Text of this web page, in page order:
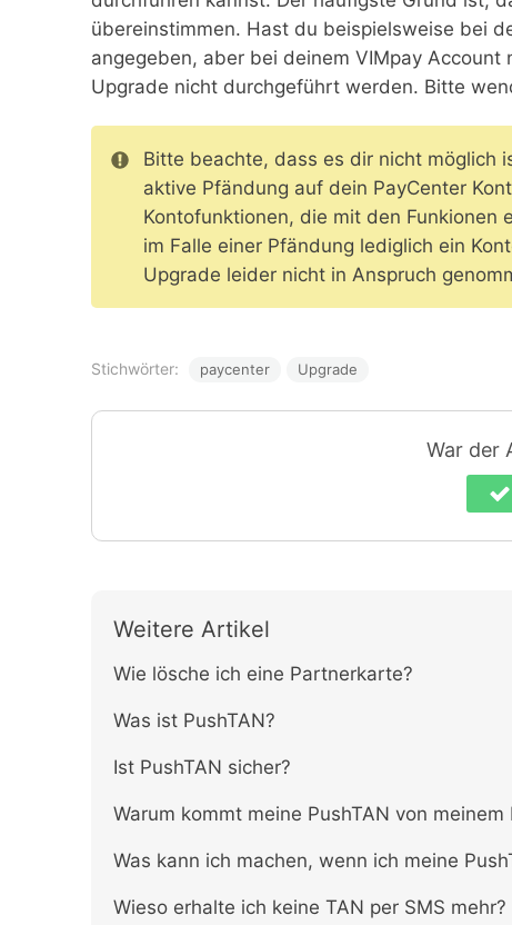
übereinstimmen. Hast du beispielsweise bei
angegeben, aber bei deinem VIMpay
Upgrade nicht durchgeführt werden. Bitte
Bitte beachte, dass es dir nicht möglich
aktive Pfändung auf dein PayCenter
Kontofunktionen, die mit den Funkionen
im Falle einer Pfändung lediglich ein
Upgrade leider nicht in Anspruch
Stichwörter: paycenter Upgrade
War der
Weitere Artikel
Wie lösche ich eine Partnerkarte?
Was ist PushTAN?
Ist PushTAN sicher?
Warum kommt meine PushTAN von
Was kann ich machen, wenn ich meine
Wieso erhalte ich keine TAN per SMS mehr?